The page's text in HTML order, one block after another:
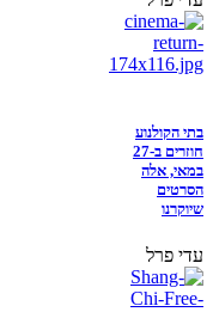
בתי הקולנוע
חוזרים ב-27
במאי, אלה
הסרטים
שיוקרנו
עדי פרל